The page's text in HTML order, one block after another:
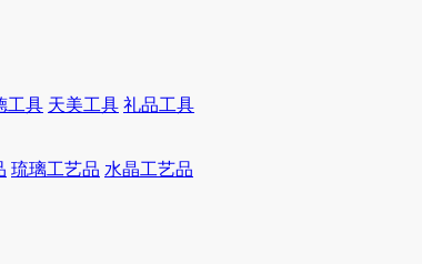
工具 天美工具 礼品工具
琉璃工艺品 水晶工艺品